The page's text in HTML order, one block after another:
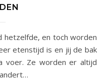
etenstijd is en jij de bak
voer. Ze worden er altijd